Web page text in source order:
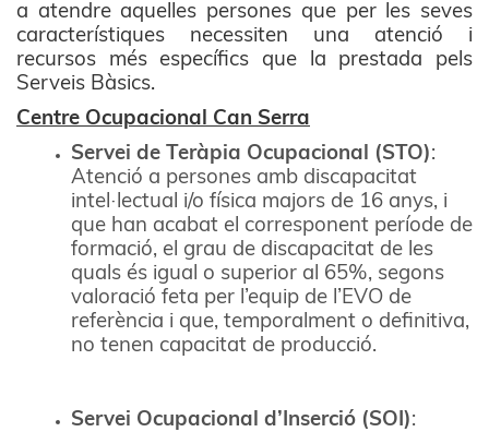
a atendre aquelles persones que per les seves
característiques necessiten una atenció i
recursos més específics que la prestada pels
Serveis Bàsics.
Centre Ocupacional Can Serra
Servei de Teràpia Ocupacional (STO):
Atenció a persones amb discapacitat
intel·lectual i/o física majors de 16 anys, i
que han acabat el corresponent període de
formació, el grau de discapacitat de les
quals és igual o superior al 65%, segons
valoració feta per l’equip de l’EVO de
referència i que, temporalment o definitiva,
no tenen capacitat de producció.
Servei Ocupacional d’Inserció (SOI):